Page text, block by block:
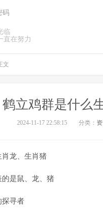
临
直在努力
码
文
鹤立鸡群是什么
2024-11-17 22:58:15 分类：
龙、生肖猪
是鼠、龙、猪
探寻者